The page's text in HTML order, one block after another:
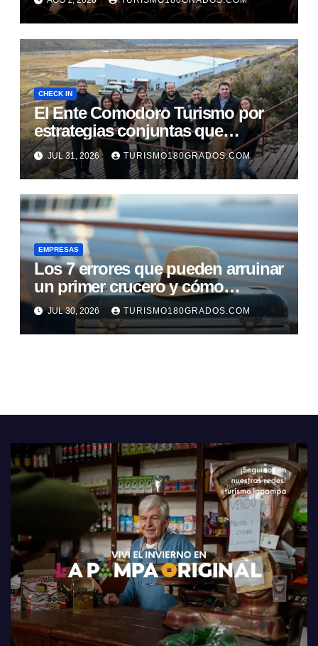
CHECK IN
El Ente Comodoro Turismo por
estrategias conjuntas que
fortalezcan la actividad en la
región
JUL 31, 2026 TURISMO180GRADOS.COM
EMPRESAS
Los 7 errores que pueden arruinar
un primer crucero y cómo
evitarlos
JUL 30, 2026 TURISMO180GRADOS.COM